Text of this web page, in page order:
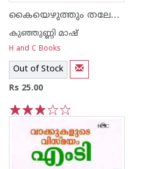
കൈയെഴുത്തും തലേലെഴുത്തും
കുഞ്ഞുണ്ണി മാഷ്‌
H and C Books
Out of Stock
Rs 25.00